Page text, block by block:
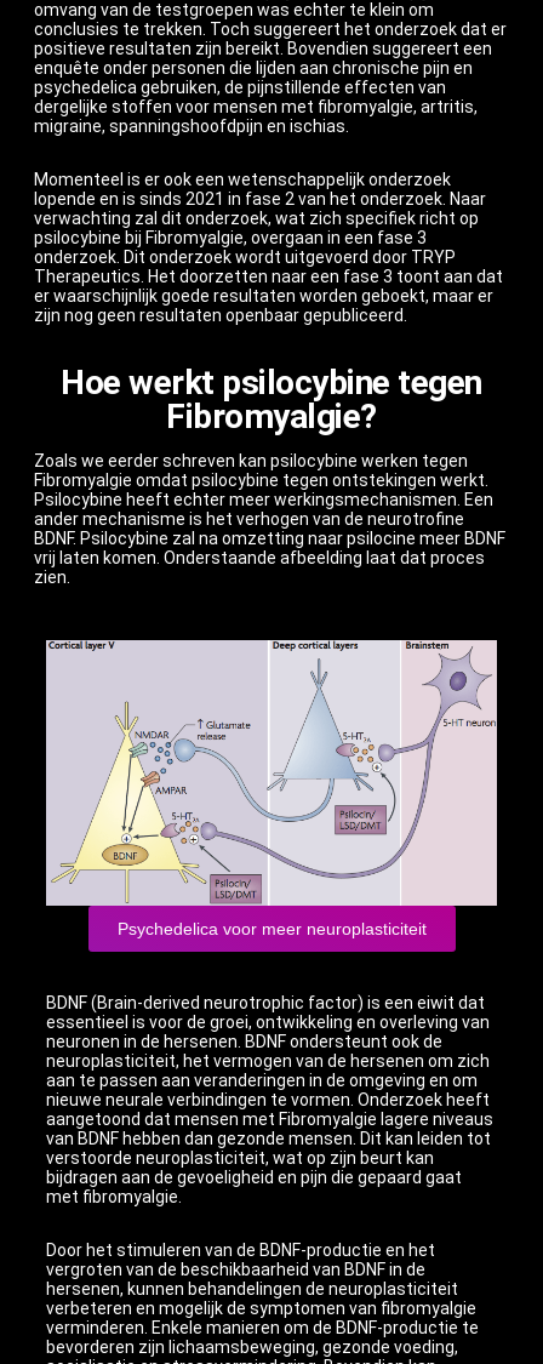
omvang van de testgroepen was echter te klein om
conclusies te trekken. Toch suggereert het onderzoek dat er
positieve resultaten zijn bereikt. Bovendien suggereert een
enquête onder personen die lijden aan chronische pijn en
psychedelica gebruiken, de pijnstillende effecten van
dergelijke stoffen voor mensen met fibromyalgie, artritis,
migraine, spanningshoofdpijn en ischias.
Momenteel is er ook een wetenschappelijk onderzoek
lopende en is sinds 2021 in fase 2 van het onderzoek. Naar
verwachting zal dit onderzoek, wat zich specifiek richt op
psilocybine bij Fibromyalgie, overgaan in een fase 3
onderzoek. Dit onderzoek wordt uitgevoerd door TRYP
Therapeutics. Het doorzetten naar een fase 3 toont aan dat
er waarschijnlijk goede resultaten worden geboekt, maar er
zijn nog geen resultaten openbaar gepubliceerd.
Hoe werkt psilocybine tegen
Fibromyalgie?
Zoals we eerder schreven kan psilocybine werken tegen
Fibromyalgie omdat psilocybine tegen ontstekingen werkt.
Psilocybine heeft echter meer werkingsmechanismen. Een
ander mechanisme is het verhogen van de neurotrofine
BDNF. Psilocybine zal na omzetting naar psilocine meer BDNF
vrij laten komen. Onderstaande afbeelding laat dat proces
zien.
Psychedelica voor meer neuroplasticiteit
BDNF (Brain-derived neurotrophic factor) is een eiwit dat
essentieel is voor de groei, ontwikkeling en overleving van
neuronen in de hersenen. BDNF ondersteunt ook de
neuroplasticiteit, het vermogen van de hersenen om zich
aan te passen aan veranderingen in de omgeving en om
nieuwe neurale verbindingen te vormen. Onderzoek heeft
aangetoond dat mensen met Fibromyalgie lagere niveaus
van BDNF hebben dan gezonde mensen. Dit kan leiden tot
verstoorde neuroplasticiteit, wat op zijn beurt kan
bijdragen aan de gevoeligheid en pijn die gepaard gaat
met fibromyalgie.
Door het stimuleren van de BDNF-productie en het
vergroten van de beschikbaarheid van BDNF in de
hersenen, kunnen behandelingen de neuroplasticiteit
verbeteren en mogelijk de symptomen van fibromyalgie
verminderen. Enkele manieren om de BDNF-productie te
bevorderen zijn lichaamsbeweging, gezonde voeding,